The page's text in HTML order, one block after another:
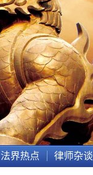
法界热点 律师杂谈